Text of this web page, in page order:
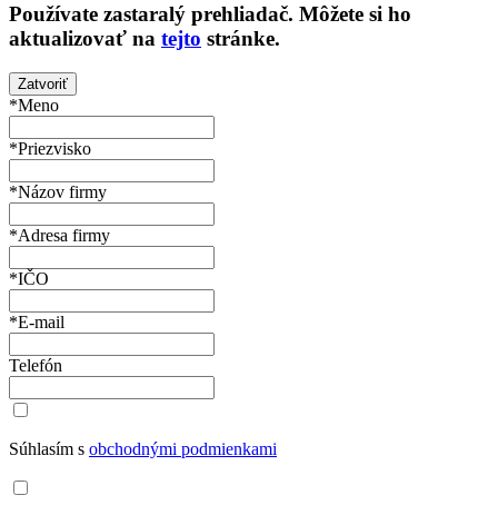
Používate zastaralý prehliadač. Môžete si ho
aktualizovať na tejto stránke.
Zatvoriť
*Meno
*Priezvisko
*Názov firmy
*Adresa firmy
*IČO
*E-mail
Telefón
Súhlasím s obchodnými podmienkami